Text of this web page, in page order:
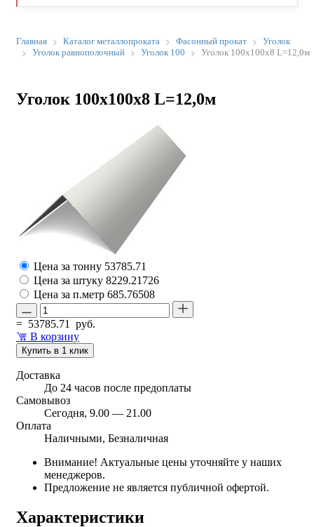
Главная Каталог металлопроката Фасонный прокат
Уголок
Уголок равнополочный
Уголок 100 Уголок 100х100х8 L=12,0м
Уголок 100х100х8 L=12,0м
Цена за тонну 53785.71
Цена за штуку 8229.21726
Цена за п.метр 685.76508
= 53785.71
руб.
В корзину
Купить в 1 клик
Доставка
До 24 часов после предоплаты
Самовывоз
Сегодня, 9.00 — 21.00
Оплата
Наличными, Безналичная
Внимание! Актуальные цены уточняйте у наших
менеджеров.
Предложение не является публичной офертой.
Характеристики